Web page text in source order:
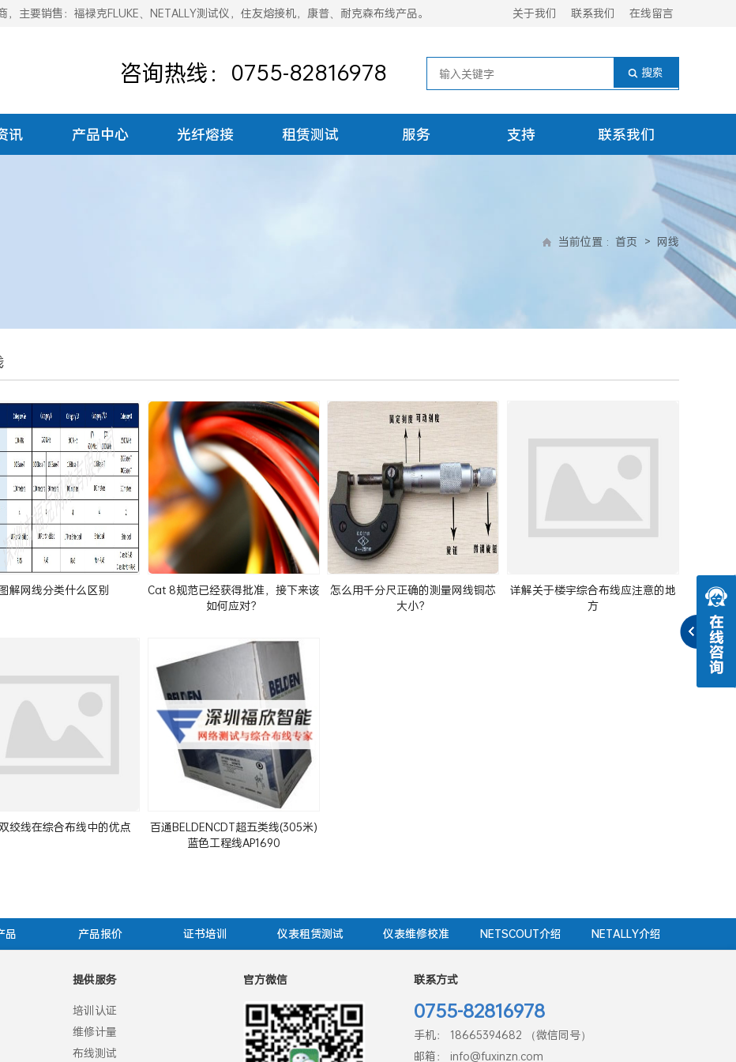
主要销售：福禄克FLUKE、NETALLY测试仪，住友熔接机，康普、耐克森布线产品。 关于我们 联系我们 在线留言
咨询热线：0755-82816978
讯 产品中心 光纤熔接 租赁测试 服务 支持 联系我们
当前位置 : 首页 > 网线
图解网线分类什么区别
Cat 8规范已经获得批准，接下来该
如何应对？
怎么用千分尺正确的测量网线铜芯
大小？
详解关于楼宇综合布线应注意的地
方
绞线在综合布线中的优点
百通BELDENCDT超五类线(305米)
蓝色工程线AP1690
品 产品报价 证书培训 仪表租赁测试 仪表维修校准 NETSCOUT介绍 NETALLY介绍
提供服务
培训认证
维修计量
布线测试
官方微信 联系方式
0755-82816978
手机： 18665394682 （微信同号）
邮箱： info@fuxinzn.com